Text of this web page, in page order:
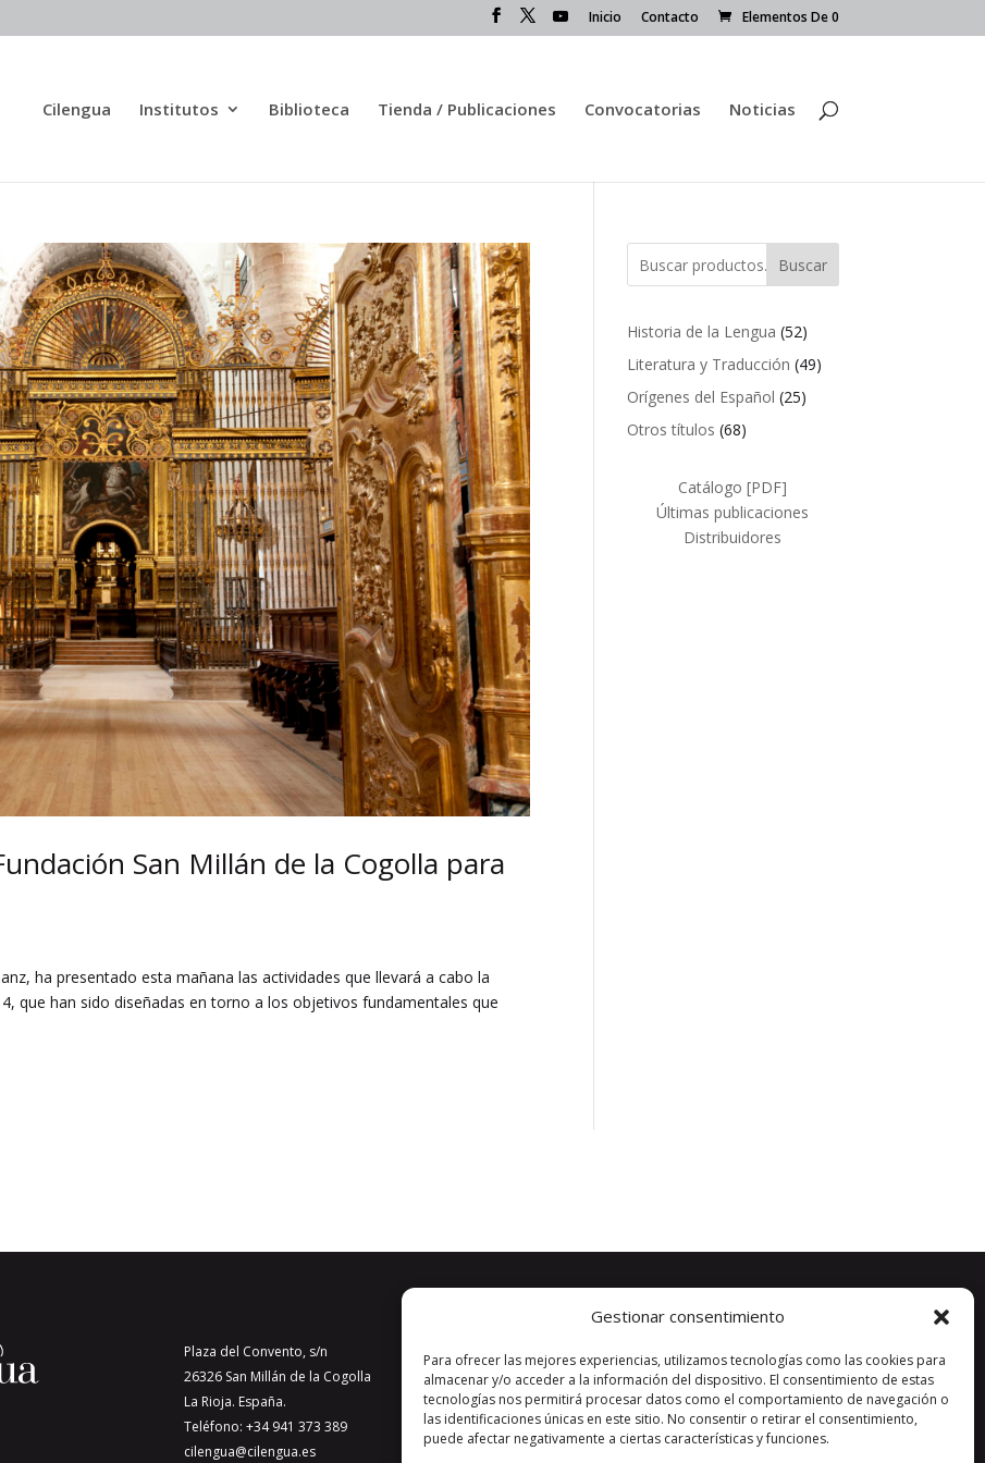
Gestionar consentimiento
Para ofrecer las mejores experiencias, utilizamos tecnologías como las cookies para
almacenar y/o acceder a la información del dispositivo. El consentimiento de estas
tecnologías nos permitirá procesar datos como el comportamiento de navegación o
las identificaciones únicas en este sitio. No consentir o retirar el consentimiento,
puede afectar negativamente a ciertas características y funciones.
Inicio Contacto Elementos De 0
Cilengua Institutos Biblioteca Tienda / Publicaciones Convocatorias Noticias
San Millán de la Cogolla para
ha presentado esta mañana las actividades que llevará a cabo la
que han sido diseñadas en torno a los objetivos fundamentales que
Buscar
Historia de la Lengua 5252
productos
Literatura y Traducción 4949
Orígenes del Español 2525
Otros títulos 6868
Catálogo [PDF]
Últimas publicaciones
Distribuidores
Plaza del Convento, s/n
26326 San Millán de la Cogolla
La Rioja. España.
Teléfono: +34 941 373 389
cilengua@cilengua.es